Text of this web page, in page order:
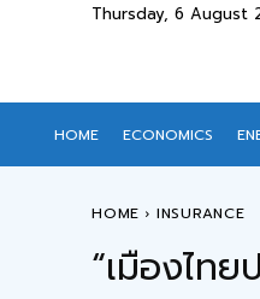
Thursday, 6 August
HOME ECONOMICS
HOME INSURANCE
“เมืองไท